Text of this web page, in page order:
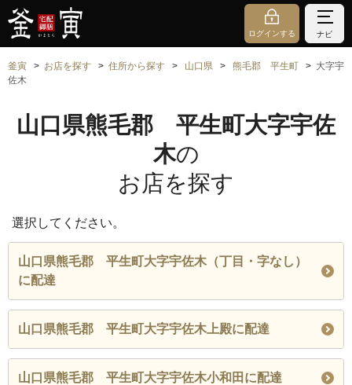
ログインする ナビ
釜寅 お店を探す 住所から探す 山口県 熊毛郡 平生町
大字宇
佐木
山口県熊毛郡 平生町大字宇佐
木の
お店を探す
選択してください。
山口県熊毛郡 平生町大字宇佐木（丁目・字なし）
に配達
山口県熊毛郡 平生町大字宇佐木上殿に配達
山口県熊毛郡 平生町大字宇佐木小和田に配達